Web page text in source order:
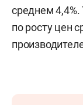
среднем 4,4%.
по росту цен